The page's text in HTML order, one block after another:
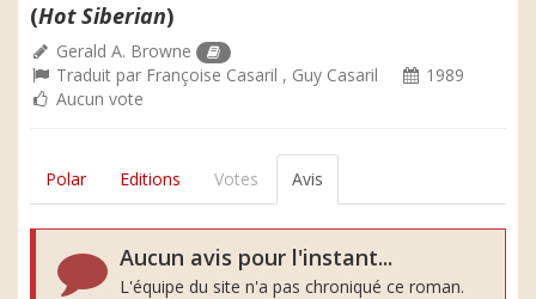
(Hot Siberian)
Gerald A. Browne
Traduit par Françoise Casaril , Guy Casaril
1989
Aucun vote
Polar Editions Votes Avis
Aucun avis pour l'instant...
L'équipe du site n'a pas chroniqué ce roman.